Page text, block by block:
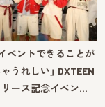
ベントできることが
うれしい」 DXTEEN
ース記念イベン…